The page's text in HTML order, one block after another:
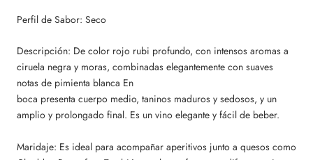
Perfil de Sabor: Seco
Descripción: De color rojo rubi profundo, con intensos aromas a
ciruela negra y moras, combinadas elegantemente con suaves
notas de pimienta blanca En
boca presenta cuerpo medio, taninos maduros y sedosos, y un
amplio y prolongado final. Es un vino elegante y fácil de beber.
Maridaje: Es ideal para acompañar aperitivos junto a quesos como